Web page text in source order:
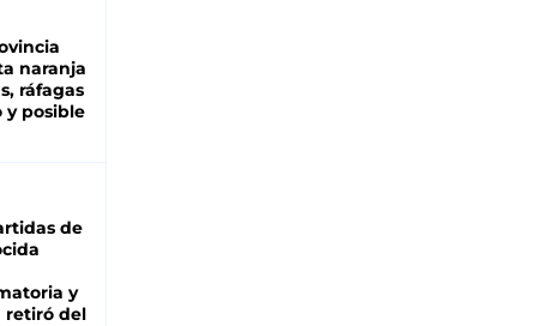
naranja
ráfagas
y posible
de
y
retiró del